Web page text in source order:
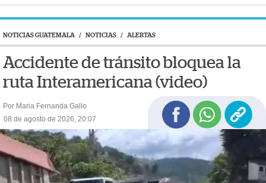
NOTICIAS GUATEMALA / NOTICIAS / ALERTAS
Accidente de tránsito bloquea la
ruta Interamericana (video)
Por Maria Fernanda Gallo
08 de agosto de 2026, 20:07